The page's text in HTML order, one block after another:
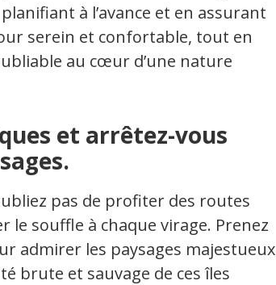
à l’avance et en assurant
serein et confortable, tout en
au cœur d’une nature
et arrêtez-vous
pas de profiter des routes
le souffle à chaque virage. Prenez
admirer les paysages majestueux
brute et sauvage de ces îles